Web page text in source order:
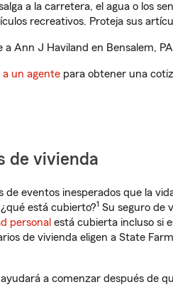
a la carretera, el agua o los
recreativos. Proteja sus
Ann J Haviland en Bensalem,
un agente para obtener una
de vivienda
de eventos inesperados que la
está cubierto?1 Su seguro de
personal está cubierta incluso si
de vivienda eligen a State
a comenzar después de